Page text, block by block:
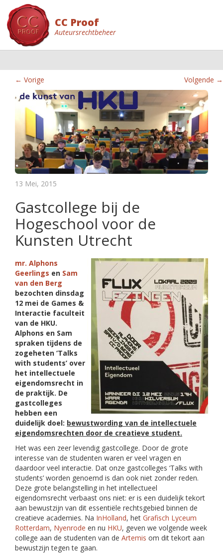
CC Proof
Auteursrechtbeheer
← Vorige Volgende →
13 Mei, 2015
Gastcollege bij de
Hogeschool voor de
Kunsten Utrecht
mr. Alphons
Geerlings en Sam
van den Berg
bezochten dinsdag
12 mei de Games &
Interactie faculteit
van de HKU.
Alphons en Sam
spraken tijdens de
zogeheten ‘Talks
with students’ over
het intellectuele
eigendomsrecht in
de praktijk. De
gastcolleges
hebben een
duidelijk doel: bewustwording van de intellectuele
eigendomsrechten door de creatieve student.
Het was een zeer levendig gastcollege. Door de grote
interesse van de studenten waren er veel vragen en
daardoor veel interactie. Dat onze gastcolleges ‘Talks with
students’ worden genoemd is dan ook niet zonder reden.
Deze grote belangstelling in het intellectueel
eigendomsrecht verbaast ons niet: er is een duidelijk tekort
aan bewustzijn van dit essentiële rechtsgebied binnen de
creatieve academies. Na InHolland, het Grafisch Lyceum
Rotterdam, Nyenrode en nu HKU, geven we volgende week
college aan de studenten van de Artemis om dit tekort aan
bewustzijn tegen te gaan.